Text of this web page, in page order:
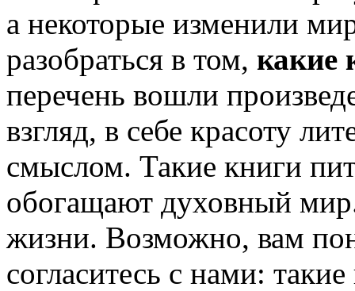
а некоторые изменили
разобраться в том, какие
перечень вошли
взгляд, в себе красоту
смыслом. Такие книги
обогащают духовный
жизни. Возможно, вам
согласитесь с нами: